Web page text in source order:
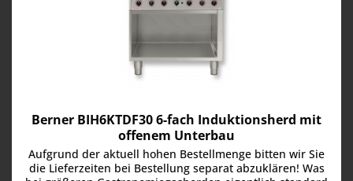
Berner BIH6KTDF30 6-fach Induktionsherd mit
offenem Unterbau
Aufgrund der aktuell hohen Bestellmenge bitten wir Sie
die Lieferzeiten bei Bestellung separat abzuklären! Was